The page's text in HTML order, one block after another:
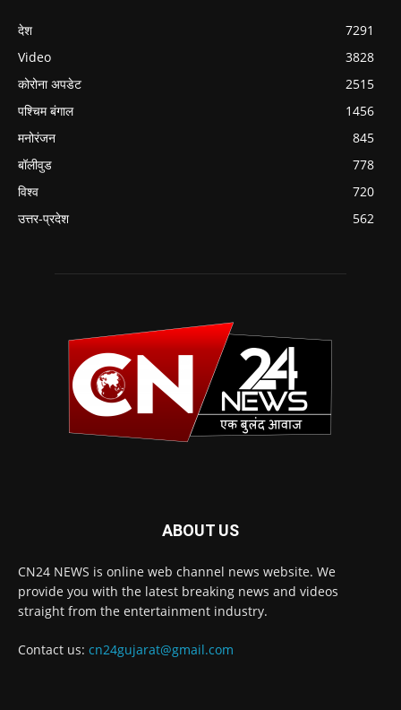
देश
7291
Video
3828
कोरोना अपडेट
2515
पश्चिम बंगाल
1456
मनोरंजन
845
बॉलीवुड
778
विश्व
720
उत्तर-प्रदेश
562
ABOUT US
CN24 NEWS is online web channel news website. We
provide you with the latest breaking news and videos
straight from the entertainment industry.
Contact us: cn24gujarat@gmail.com